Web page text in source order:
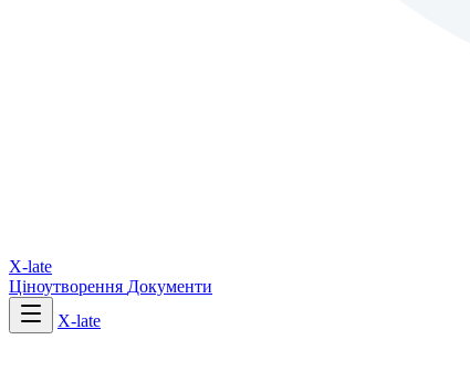
X-late
Ціноутворення Документи
X-late